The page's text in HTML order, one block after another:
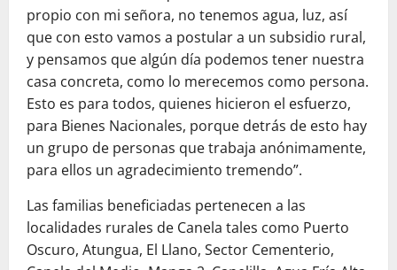
propio con mi señora, no tenemos agua, luz, así
que con esto vamos a postular a un subsidio rural,
y pensamos que algún día podemos tener nuestra
casa concreta, como lo merecemos como persona.
Esto es para todos, quienes hicieron el esfuerzo,
para Bienes Nacionales, porque detrás de esto hay
un grupo de personas que trabaja anónimamente,
para ellos un agradecimiento tremendo”.
Las familias beneficiadas pertenecen a las
localidades rurales de Canela tales como Puerto
Oscuro, Atungua, El Llano, Sector Cementerio,